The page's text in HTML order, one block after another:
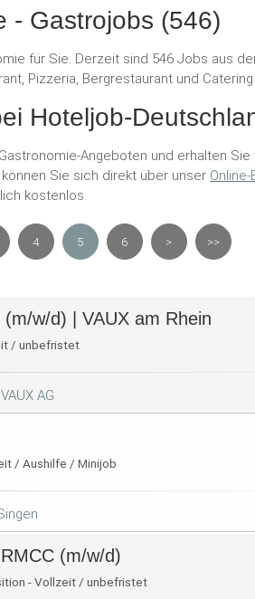
- Gastrojobs (546)
für Sie. Derzeit sind 546 Jobs aus
Pizzeria, Bergrestaurant und
Hoteljob-
Angeboten und erhalten
Sie sich direkt über unser
kostenlos.
4 5 6 > >>
w/d) | VAUX am Rhein
/ unbefristet
AG
/ Aushilfe / Minijob
(m/w/d)
- Vollzeit / unbefristet